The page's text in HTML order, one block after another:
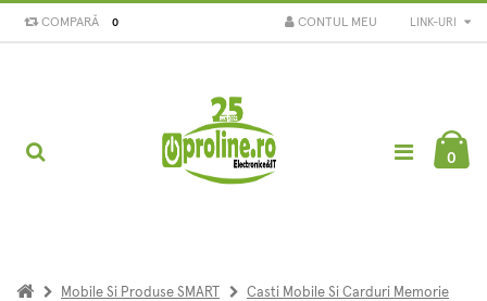
COMPARĂ 0 LINK-URI
CONTUL MEU
0
Mobile Si Produse SMART
Casti Mobile Si Carduri Memorie